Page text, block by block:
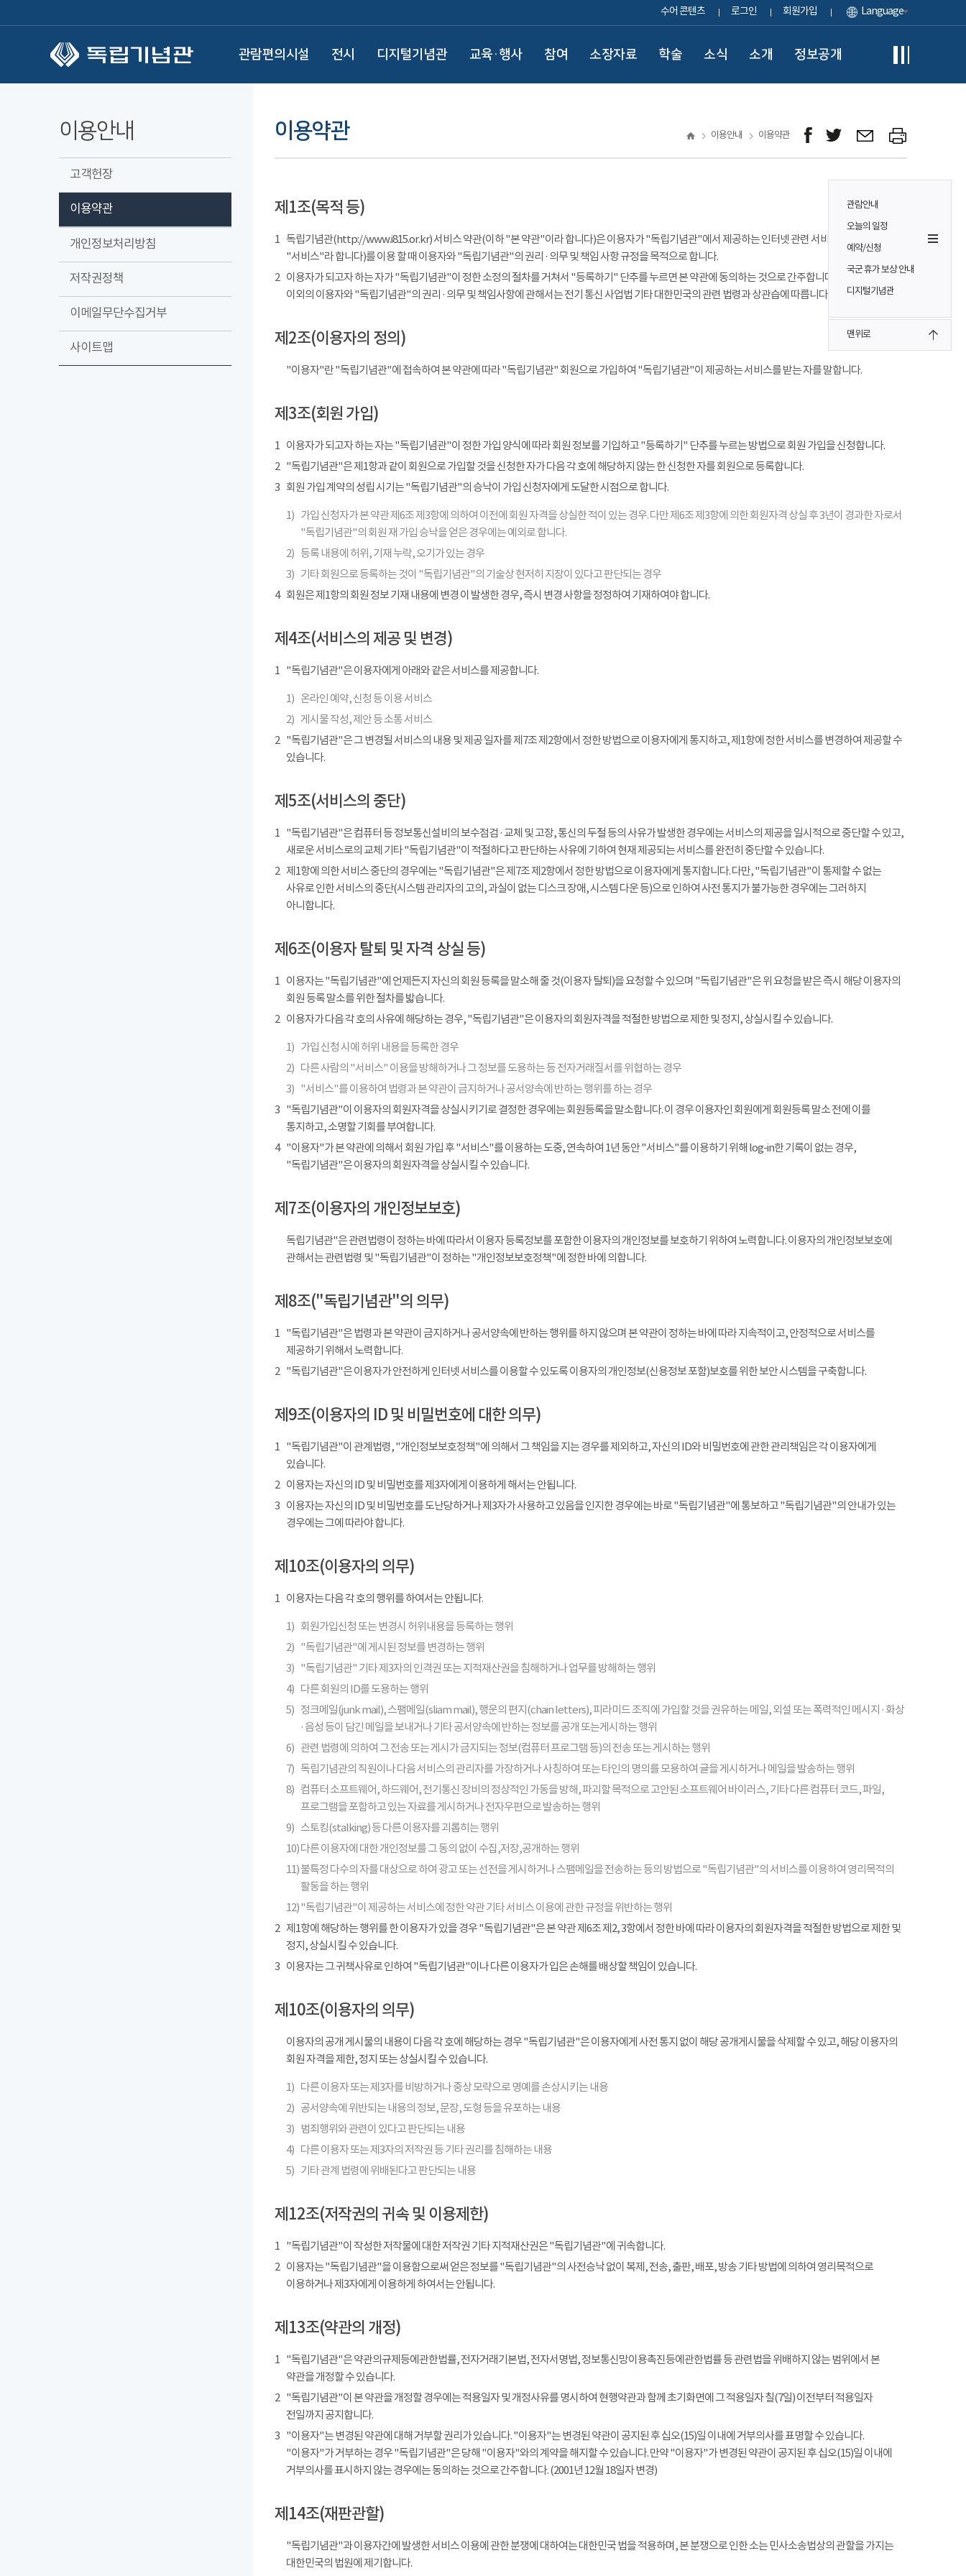
수어 콘텐츠 로그인 회원가입 Language
관람편의시설 전시 디지털기념관 교육·행사 참여 소장자료 학술 소식 소개 정보공개
관람안내
오늘의 일정
예약/신청
국군 휴가 보상 안내
디지털기념관
맨위로
이용안내
고객헌장
이용약관
개인정보처리방침
저작권정책
이메일무단수집거부
사이트맵
이용약관 이용안내 이용약관
제1조(목적 등)
1 독립기념관(http://www.i815.or.kr) 서비스 약관(이하 "본 약관"이라 합니다)은 이용자가 "독립기념관"에서 제공하는 인터넷 관련 서비스(이하
"서비스"라 합니다)를 이용 할 때 이용자와 "독립기념관"의 권리 · 의무 및 책임 사항 규정을 목적으로 합니다.
2 이용자가 되고자 하는 자가 "독립기념관"이 정한 소정의 절차를 거쳐서 "등록하기" 단추를 누르면 본 약관에 동의하는 것으로 간주합니다. 본 약관에 정하는
이외의 이용자와 "독립기념관"의 권리 · 의무 및 책임사항에 관해서는 전기 통신 사업법 기타 대한민국의 관련 법령과 상관습에 따릅니다.
제2조(이용자의 정의)
"이용자"란 "독립기념관"에 접속하여 본 약관에 따라 "독립기념관" 회원으로 가입하여 "독립기념관"이 제공하는 서비스를 받는 자를 말합니다.
제3조(회원 가입)
1 이용자가 되고자 하는 자는 "독립기념관"이 정한 가입 양식에 따라 회원 정보를 기입하고 "등록하기" 단추를 누르는 방법으로 회원 가입을 신청합니다.
2 "독립기념관"은 제1항과 같이 회원으로 가입할 것을 신청한 자가 다음 각 호에 해당하지 않는 한 신청한 자를 회원으로 등록합니다.
3 회원 가입 계약의 성립 시기는 "독립기념관"의 승낙이 가입 신청자에게 도달한 시점으로 합니다.
1) 가입 신청자가 본 약관 제6조 제3항에 의하여 이전에 회원 자격을 상실한 적이 있는 경우. 다만 제6조 제3항에 의한 회원자격 상실 후 3년이 경과한 자로서
"독립기념관"의 회원 재 가입 승낙을 얻은 경우에는 예외로 합니다.
2) 등록 내용에 허위, 기재 누락, 오기가 있는 경우
3) 기타 회원으로 등록하는 것이 "독립기념관"의 기술상 현저히 지장이 있다고 판단되는 경우
4
회원은 제1항의 회원 정보 기재 내용에 변경 이 발생한 경우, 즉시 변경 사항을 정정하여 기재하여야 합니다.
제4조(서비스의 제공 및 변경)
1 "독립기념관"은 이용자에게 아래와 같은 서비스를 제공합니다.
1) 온라인 예약, 신청 등 이용 서비스
2) 게시물 작성, 제안 등 소통 서비스
2 "독립기념관"은 그 변경될 서비스의 내용 및 제공 일자를 제7조 제2항에서 정한 방법으로 이용자에게 통지하고, 제1항에 정한 서비스를 변경하여 제공할 수
있습니다.
제5조(서비스의 중단)
1 "독립기념관"은 컴퓨터 등 정보통신설비의 보수점검 · 교체 및 고장, 통신의 두절 등의 사유가 발생한 경우에는 서비스의 제공을 일시적으로 중단할 수 있고,
새로운 서비스로의 교체 기타 "독립기념관"이 적절하다고 판단하는 사유에 기하여 현재 제공되는 서비스를 완전히 중단할 수 있습니다.
2 제1항에 의한 서비스 중단의 경우에는 "독립기념관"은 제7조 제2항에서 정한 방법으로 이용자에게 통지합니다. 다만, "독립기념관"이 통제할 수 없는
사유로 인한 서비스의 중단(시스템 관리자의 고의, 과실이 없는 디스크 장애, 시스템 다운 등)으로 인하여 사전 통지가 불가능한 경우에는 그러하지
아니합니다.
제6조(이용자 탈퇴 및 자격 상실 등)
1 이용자는 "독립기념관"에 언제든지 자신의 회원 등록을 말소해 줄 것(이용자 탈퇴)을 요청할 수 있으며 "독립기념관"은 위 요청을 받은 즉시 해당 이용자의
회원 등록 말소를 위한 절차를 밟습니다.
2 이용자가 다음 각 호의 사유에 해당하는 경우, "독립기념관"은 이용자의 회원자격을 적절한 방법으로 제한 및 정지, 상실시킬 수 있습니다.
1) 가입 신청 시에 허위 내용을 등록한 경우
2) 다른 사람의 "서비스" 이용을 방해하거나 그 정보를 도용하는 등 전자거래질서를 위협하는 경우
3) "서비스"를 이용하여 법령과 본 약관이 금지하거나 공서양속에 반하는 행위를 하는 경우
3 "독립기념관"이 이용자의 회원자격을 상실시키기로 결정한 경우에는 회원등록을 말소합니다. 이 경우 이용자인 회원에게 회원등록 말소 전에 이를
통지하고, 소명할 기회를 부여합니다.
4
"이용자"가 본 약관에 의해서 회원 가입 후 "서비스"를 이용하는 도중, 연속하여 1년 동안 "서비스"를 이용하기 위해 log-in한 기록이 없는 경우,
"독립기념관"은 이용자의 회원자격을 상실시킬 수 있습니다.
제7조(이용자의 개인정보보호)
독립기념관"은 관련법령이 정하는 바에 따라서 이용자 등록정보를 포함한 이용자의 개인정보를 보호하기 위하여 노력합니다. 이용자의 개인정보보호에
관해서는 관련법령 및 "독립기념관"이 정하는 "개인정보보호정책"에 정한 바에 의합니다.
제8조("독립기념관"의 의무)
1 "독립기념관"은 법령과 본 약관이 금지하거나 공서양속에 반하는 행위를 하지 않으며 본 약관이 정하는 바에 따라 지속적이고, 안정적으로 서비스를
제공하기 위해서 노력합니다.
2 "독립기념관"은 이용자가 안전하게 인터넷 서비스를 이용할 수 있도록 이용자의 개인정보(신용정보 포함)보호를 위한 보안 시스템을 구축합니다.
제9조(이용자의 ID 및 비밀번호에 대한 의무)
1 "독립기념관"이 관계법령, "개인정보보호정책"에 의해서 그 책임을 지는 경우를 제외하고, 자신의 ID와 비밀번호에 관한 관리책임은 각 이용자에게
있습니다.
2 이용자는 자신의 ID 및 비밀번호를 제3자에게 이용하게 해서는 안됩니다.
3 이용자는 자신의 ID 및 비밀번호를 도난당하거나 제3자가 사용하고 있음을 인지한 경우에는 바로 "독립기념관"에 통보하고 "독립기념관"의 안내가 있는
경우에는 그에 따라야 합니다.
제10조(이용자의 의무)
1 이용자는 다음 각 호의 행위를 하여서는 안됩니다.
1) 회원가입신청 또는 변경시 허위내용을 등록하는 행위
2) "독립기념관"에 게시된 정보를 변경하는 행위
3) "독립기념관" 기타 제3자의 인격권 또는 지적재산권을 침해하거나 업무를 방해하는 행위
4) 다른 회원의 ID를 도용하는 행위
5) 정크메일(junk mail), 스팸메일(sliam mail), 행운의 편지(chain letters), 피라미드 조직에 가입할 것을 권유하는 메일, 외설 또는 폭력적인 메시지 · 화상
· 음성 등이 담긴 메일을 보내거나 기타 공서양속에 반하는 정보를 공개 또는게시하는 행위
6) 관련 법령에 의하여 그 전송 또는 게시가 금지되는 정보(컴퓨터 프로그램 등)의 전송 또는 게시하는 행위
7) 독립기념관의 직원이나 다음 서비스의 관리자를 가장하거나 사칭하여 또는 타인의 명의를 모용하여 글을 게시하거나 메일을 발송하는 행위
8) 컴퓨터 소프트웨어, 하드웨어, 전기통신 장비의 정상적인 가동을 방해, 파괴할 목적으로 고안된 소프트웨어 바이러스, 기타 다른 컴퓨터 코드, 파일,
프로그램을 포함하고 있는 자료를 게시하거나 전자우편으로 발송하는 행위
9) 스토킹(stalking) 등 다른 이용자를 괴롭히는 행위
10)다른 이용자에 대한 개인정보를 그 동의 없이 수집,저장,공개하는 행위
11)불특정 다수의 자를 대상으로 하여 광고 또는 선전을 게시하거나 스팸메일을 전송하는 등의 방법으로 "독립기념관"의 서비스를 이용하여 영리목적의
활동을 하는 행위
12)"독립기념관"이 제공하는 서비스에 정한 약관 기타 서비스 이용에 관한 규정을 위반하는 행위
2 제1항에 해당하는 행위를 한 이용자가 있을 경우 "독립기념관"은 본 약관 제6조 제2, 3항에서 정한 바에 따라 이용자의 회원자격을 적절한 방법으로 제한 및
정지, 상실시킬 수 있습니다.
3 이용자는 그 귀책사유로 인하여 "독립기념관"이나 다른 이용자가 입은 손해를 배상할 책임이 있습니다.
제10조(이용자의 의무)
이용자의 공개 게시물의 내용이 다음 각 호에 해당하는 경우 "독립기념관"은 이용자에게 사전 통지 없이 해당 공개게시물을 삭제할 수 있고, 해당 이용자의
회원 자격을 제한, 정지 또는 상실시킬 수 있습니다.
1) 다른 이용자 또는 제3자를 비방하거나 중상 모략으로 명예를 손상시키는 내용
2) 공서양속에 위반되는 내용의 정보, 문장, 도형 등을 유포하는 내용
3)
범죄행위와 관련이 있다고 판단되는 내용
4) 다른 이용자 또는 제3자의 저작권 등 기타 권리를 침해하는 내용
5) 기타 관계 법령에 위배된다고 판단되는 내용
제12조(저작권의 귀속 및 이용제한)
1 "독립기념관"이 작성한 저작물에 대한 저작권 기타 지적재산권은 "독립기념관"에 귀속합니다.
2 이용자는 "독립기념관"을 이용함으로써 얻은 정보를 "독립기념관"의 사전승낙 없이 복제, 전송, 출판, 배포, 방송 기타 방법에 의하여 영리목적으로
이용하거나 제3자에게 이용하게 하여서는 안됩니다.
제13조(약관의 개정)
1 "독립기념관"은 약관의규제등에관한법률, 전자거래기본법, 전자서명법, 정보통신망이용촉진등에관한법률 등 관련법을 위배하지 않는 범위에서 본
약관을 개정할 수 있습니다.
2 "독립기념관"이 본 약관을 개정할 경우에는 적용일자 및 개정사유를 명시하여 현행약관과 함께 초기화면에 그 적용일자 칠(7일) 이전부터 적용일자
전일까지 공지합니다.
3 "이용자"는 변경된 약관에 대해 거부할 권리가 있습니다. "이용자"는 변경된 약관이 공지된 후 십오(15)일 이내에 거부의사를 표명할 수 있습니다.
"이용자"가 거부하는 경우 "독립기념관"은 당해 "이용자"와의 계약을 해지할 수 있습니다. 만약 "이용자"가 변경된 약관이 공지된 후 십오(15)일 이내에
거부의사를 표시하지 않는 경우에는 동의하는 것으로 간주합니다. (2001년 12월 18일자 변경)
제14조(재판관할)
"독립기념관"과 이용자간에 발생한 서비스 이용에 관한 분쟁에 대하여는 대한민국 법을 적용하며, 본 분쟁으로 인한 소는 민사소송법상의 관할을 가지는
대한민국의 법원에 제기합니다.